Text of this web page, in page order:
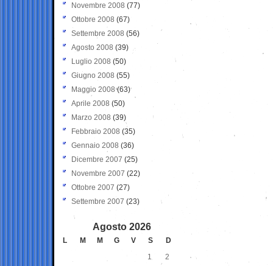
Novembre 2008 (77)
Ottobre 2008 (67)
Settembre 2008 (56)
Agosto 2008 (39)
Luglio 2008 (50)
Giugno 2008 (55)
Maggio 2008(63)
Aprile 2008 (50)
Marzo 2008 (39)
Febbraio 2008 (35)
Gennaio 2008 (36)
Dicembre 2007 (25)
Novembre 2007 (22)
Ottobre 2007 (27)
Settembre 2007 (23)
Agosto 2026
L M M G V S
D
1
2